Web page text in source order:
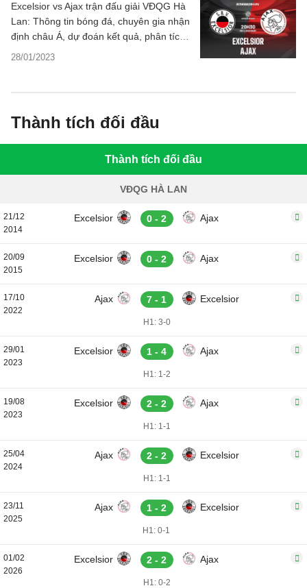
28/01/2023
Excelsior vs Ajax trận đấu giải VĐQG Hà
Lan: Thông tin bóng đá, chuyên gia nhận
định châu Á, dự đoán kết quả, phân tích
tỷ lệ, thống kê đầy đủ về hai đội.
Thành tích đối đầu
Thành tích đối đầu
VĐQG HÀ LAN
21/12
2014
Excelsior 0 - 2 Ajax
20/09
2015
Excelsior 0 - 2 Ajax
17/10
2022
Ajax 7 - 1 Excelsior
H1: 3-0
29/01
2023
Excelsior 1 - 4 Ajax
H1: 1-2
19/08
2023
Excelsior 2 - 2 Ajax
H1: 1-1
25/04
2024
Ajax 2 - 2 Excelsior
H1: 1-1
23/11
2025
Ajax 1 - 2 Excelsior
H1: 0-1
01/02
2026
Excelsior 2 - 2 Ajax
H1: 0-2